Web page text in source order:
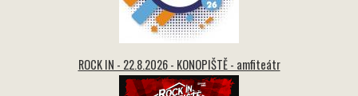
ROCK IN - 22.8.2026 - KONOPIŠTĚ - amfiteátr